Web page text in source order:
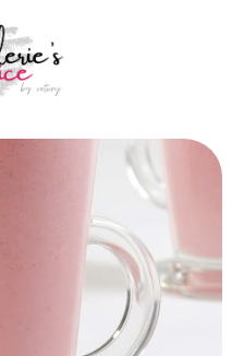
Culture
Drinks
Duurzaamheid